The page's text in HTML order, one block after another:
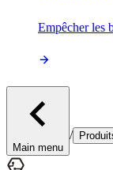
Empêcher les
Main menu
/